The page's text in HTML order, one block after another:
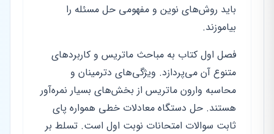
باید روش‌های نوین و مفهومی حل مسئله را
بیاموزند.
فصل اول کتاب به مباحث ماتریس و کاربردهای
متنوع آن می‌پردازد. ویژگی‌های دترمینان و
محاسبه وارون ماتریس از بخش‌های بسیار نمره‌آور
هستند. حل دستگاه معادلات خطی همواره پای
ثابت سوالات امتحانات نوبت اول است. تسلط بر